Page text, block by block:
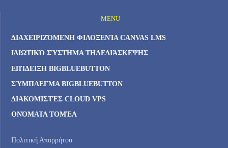
MENU —
ΔΙΑΧΕΙΡΙΖΌΜΕΝΗ ΦΙΛΟΞΕΝΊΑ CANVAS LMS
ΙΔΙΩΤΙΚΌ ΣΎΣΤΗΜΑ ΤΗΛΕΔΙΆΣΚΕΨΗΣ
ΕΠΊΔΕΙΞΗ BIGBLUEBUTTON
ΣΎΜΠΛΕΓΜΑ BIGBLUEBUTTON
ΔΙΑΚΟΜΙΣΤΈΣ CLOUD VPS
ΟΝΌΜΑΤΑ ΤΟΜΈΑ
Πολιτική Απορρήτου